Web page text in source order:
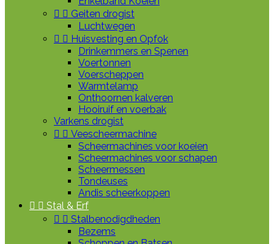
  Geiten drogist
Luchtwegen
  Huisvesting en Opfok
Drinkemmers en Spenen
Voertonnen
Voerscheppen
Warmtelamp
Onthoornen kalveren
Hooiruif en voerbak
Varkens drogist
  Veescheermachine
Scheermachines voor koeien
Scheermachines voor schapen
Scheermessen
Tondeuses
Andis scheerkoppen
  Stal & Erf
  Stalbenodigdheden
Bezems